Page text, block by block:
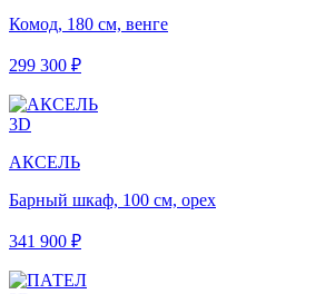
Комод, 180 см, венге
299 300 ₽
3D
АКСЕЛЬ
Барный шкаф, 100 см, орех
341 900 ₽